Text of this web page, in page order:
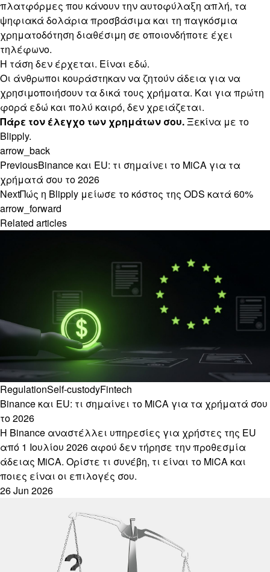
πλατφόρμες που κάνουν την αυτοφύλαξη απλή, τα
ψηφιακά δολάρια προσβάσιμα και τη παγκόσμια
χρηματοδότηση διαθέσιμη σε οποιονδήποτε έχει
τηλέφωνο.
Η τάση δεν έρχεται. Είναι εδώ.
Οι άνθρωποι κουράστηκαν να ζητούν άδεια για να
χρησιμοποιήσουν τα δικά τους χρήματα. Και για πρώτη
φορά εδώ και πολύ καιρό, δεν χρειάζεται.
Πάρε τον έλεγχο των χρημάτων σου.Ξεκίνα με το
Blipply.
arrow_back
PreviousBinance και EU: τι σημαίνει το MiCA για τα
χρήματά σου το 2026
NextΠώς η Blipply μείωσε το κόστος της ODS κατά 60%
arrow_forward
Related articles
RegulationSelf-custodyFintech
Binance και EU: τι σημαίνει το MiCA για τα χρήματά σου
το 2026
Η Binance αναστέλλει υπηρεσίες για χρήστες της EU
από 1 Ιουλίου 2026 αφού δεν τήρησε την προθεσμία
άδειας MiCA. Ορίστε τι συνέβη, τι είναι το MiCA και
ποιες είναι οι επιλογές σου.
26 Jun 2026